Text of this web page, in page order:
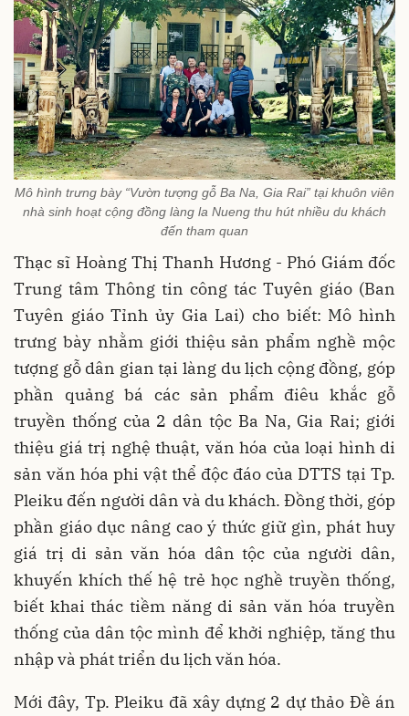
Mô hình trưng bày “Vườn tượng gỗ Ba Na, Gia Rai” tại khuôn viên
nhà sinh hoạt cộng đồng làng la Nueng thu hút nhiều du khách
đến tham quan
Thạc sĩ Hoàng Thị Thanh Hương - Phó Giám đốc
Trung tâm Thông tin công tác Tuyên giáo (Ban
Tuyên giáo Tỉnh ủy Gia Lai) cho biết: Mô hình
trưng bày nhằm giới thiệu sản phẩm nghề mộc
tượng gỗ dân gian tại làng du lịch cộng đồng, góp
phần quảng bá các sản phẩm điêu khắc gỗ
truyền thống của 2 dân tộc Ba Na, Gia Rai; giới
thiệu giá trị nghệ thuật, văn hóa của loại hình di
sản văn hóa phi vật thể độc đáo của DTTS tại Tp.
Pleiku đến người dân và du khách. Đồng thời, góp
phần giáo dục nâng cao ý thức giữ gìn, phát huy
giá trị di sản văn hóa dân tộc của người dân,
khuyến khích thế hệ trẻ học nghề truyền thống,
biết khai thác tiềm năng di sản văn hóa truyền
thống của dân tộc mình để khởi nghiệp, tăng thu
nhập và phát triển du lịch văn hóa.
Mới đây, Tp. Pleiku đã xây dựng 2 dự thảo Đề án